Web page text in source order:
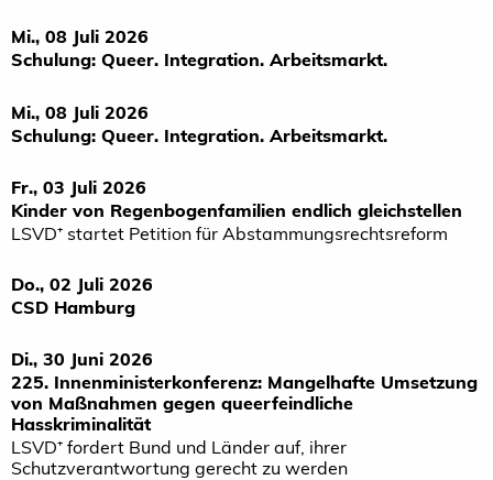
Mi., 08 Juli 2026
Schulung: Queer. Integration. Arbeitsmarkt.
Mi., 08 Juli 2026
Schulung: Queer. Integration. Arbeitsmarkt.
Fr., 03 Juli 2026
Kinder von Regenbogenfamilien endlich gleichstellen
LSVD⁺ startet Petition für Abstammungsrechtsreform
Do., 02 Juli 2026
CSD Hamburg
Di., 30 Juni 2026
225. Innenministerkonferenz: Mangelhafte Umsetzung
von Maßnahmen gegen queerfeindliche
Hasskriminalität
LSVD⁺ fordert Bund und Länder auf, ihrer
Schutzverantwortung gerecht zu werden